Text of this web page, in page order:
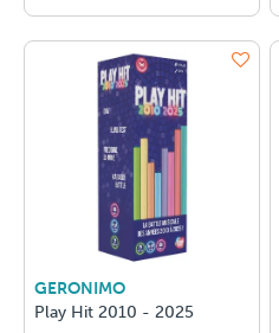
GERONIMO
Play Hit 2010 - 2025